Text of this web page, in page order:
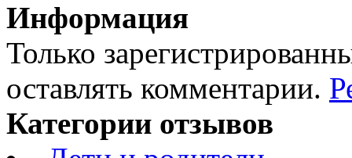
Информация
Только
оставлять комментарии.
Категории отзывов